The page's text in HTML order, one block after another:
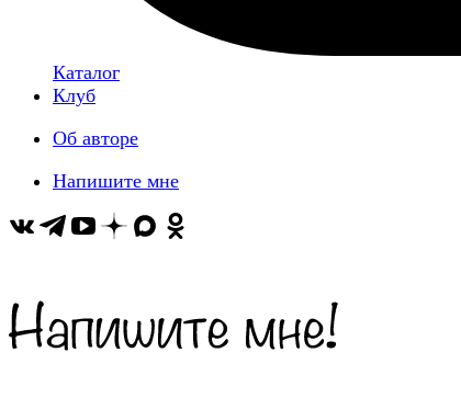
Каталог
Клуб
Об авторе
Напишите мне